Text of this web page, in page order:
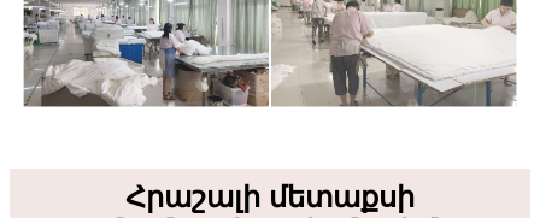
Հրաշալի մետաքսի